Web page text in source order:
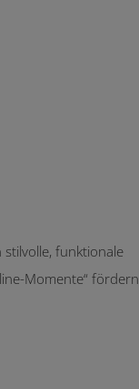
stilvolle, funktionale
Momente“ fördern